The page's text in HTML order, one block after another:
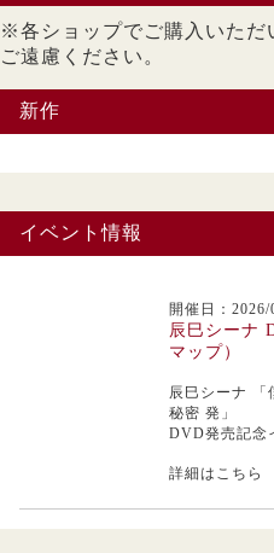
※各ショップでご購入いただ
ご遠慮くださ
新作
イベント情報
開催日：2026/
辰巳シーナ
マップ）
辰巳シーナ
秘密 発」
DVD発売記念
詳細はこちら